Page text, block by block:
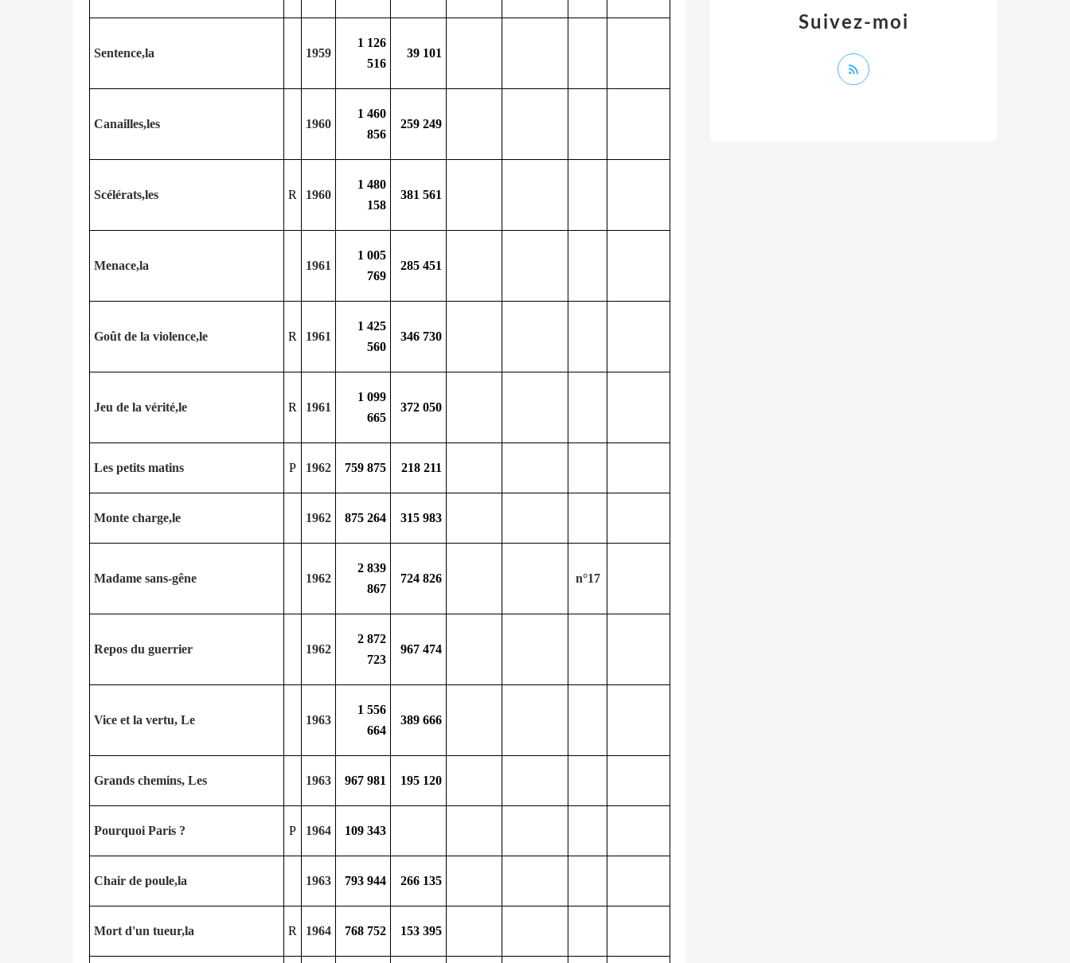
Sentence,la 1959
1 126
516
39 101
Canailles,les 1960
1 460
856
259 249
Scélérats,les R 1960
1 480
158
381 561
Menace,la 1961
1 005
769
285 451
Goût de la violence,le R 1961
1 425
560
346 730
Jeu de la vérité,le R 1961
1 099
665
372 050
Les petits matins P 1962 759 875 218 211
Monte charge,le 1962 875 264 315 983
Madame sans-gêne 1962
2 839
867
724 826 n°17
Repos du guerrier 1962
2 872
723
967 474
Vice et la vertu, Le 1963
1 556
664
389 666
Grands chemins, Les 1963 967 981 195 120
Pourquoi Paris ? P 1964 109 343
Chair de poule,la 1963 793 944 266 135
Mort d'un tueur,la R 1964 768 752 153 395
Suivez-moi